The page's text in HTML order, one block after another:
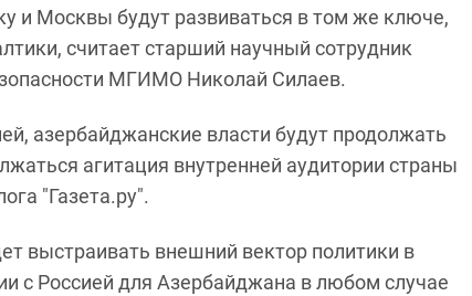
и Москвы будут развиваться в том же ключе,
считает старший научный сотрудник
МГИМО Николай Силаев.
азербайджанские власти будут продолжать
агитация внутренней аудитории страны
"Газета.ру".
выстраивать внешний вектор политики в
с Россией для Азербайджана в любом случае